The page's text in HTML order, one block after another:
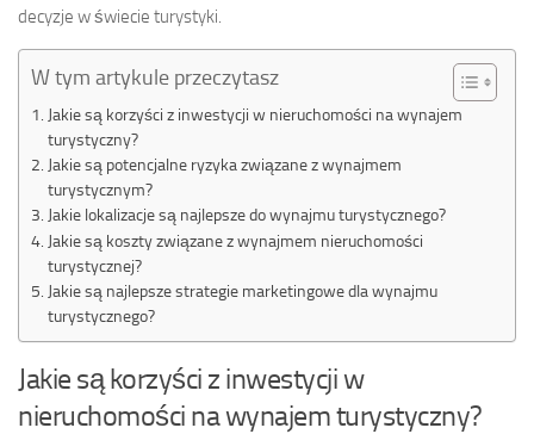
decyzje w świecie turystyki.
W tym artykule przeczytasz
Jakie są korzyści z inwestycji w nieruchomości na wynajem
turystyczny?
Jakie są potencjalne ryzyka związane z wynajmem
turystycznym?
Jakie lokalizacje są najlepsze do wynajmu turystycznego?
Jakie są koszty związane z wynajmem nieruchomości
turystycznej?
Jakie są najlepsze strategie marketingowe dla wynajmu
turystycznego?
Jakie są korzyści z inwestycji w
nieruchomości na wynajem turystyczny?